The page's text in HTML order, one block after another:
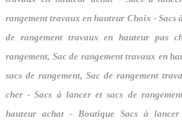
rangement travaux en hauteur Choix - Sacs
de rangement travaux en hauteur pas
rangement, Sac de rangement travaux en
sacs de rangement, Sac de rangement
cher - Sacs à lancer et sacs de
hauteur achat - Boutique Sacs à